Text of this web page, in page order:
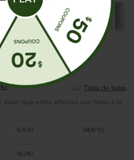
Tabla de tallas
dicen que estos artículos son fieles a la
S(4/6) M (8/10)
XL(16)